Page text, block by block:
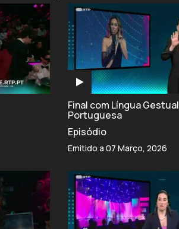
Final com Língua Gestual
Portuguesa
Episódio
Emitido a 07 Março, 2026